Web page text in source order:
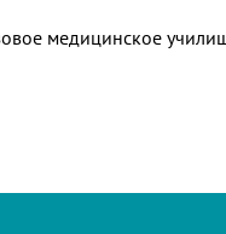
медицинское